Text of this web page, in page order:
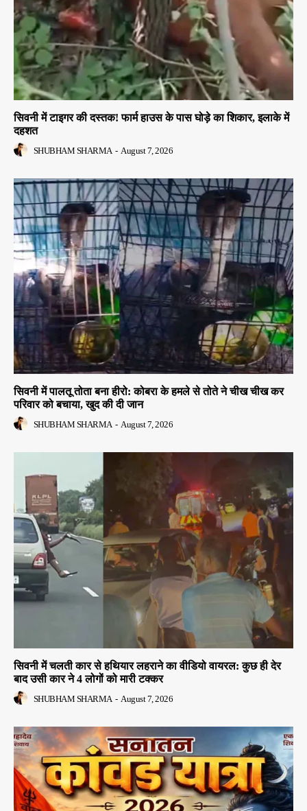
सिवनी में टाइगर की दस्तक! फार्म हाउस के पास घोड़े का शिकार, इलाके में
दहशत
SHUBHAM SHARMA - August 7, 2026
सिवनी में पालतू तोता बना हीरो: कोबरा के हमले से तोते ने चीख चीख कर
परिवार को बचाया, खुद की दी जान
SHUBHAM SHARMA - August 7, 2026
सिवनी में चलती कार से हथियार लहराने का वीडियो वायरल: कुछ ही देर
बाद उसी कार ने 4 लोगों को मारी टक्कर
SHUBHAM SHARMA - August 7, 2026